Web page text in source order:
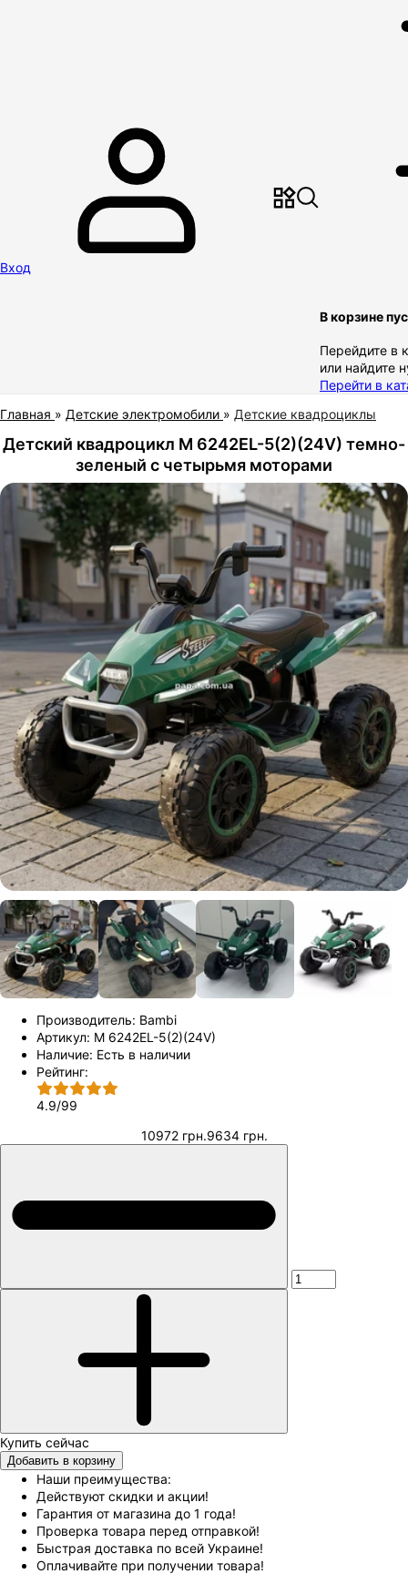
Вход
В корзине
Перейдите в
или найдите
Перейти в
Главная » Детские электромобили » Детские квадроциклы
Детский квадроцикл M 6242EL-5(2)(24V) темно-
зеленый с четырьмя моторами
Производитель: Bambi
Артикул: M 6242EL-5(2)(24V)
Наличие: Есть в наличии
Рейтинг:
4.9/99
10972 грн.9634 грн.
Добавить в корзину
Наши преимущества:
Действуют скидки и акции!
Гарантия от магазина до 1 года!
Проверка товара перед отправкой!
Быстрая доставка по всей Украине!
Оплачивайте при получении товара!